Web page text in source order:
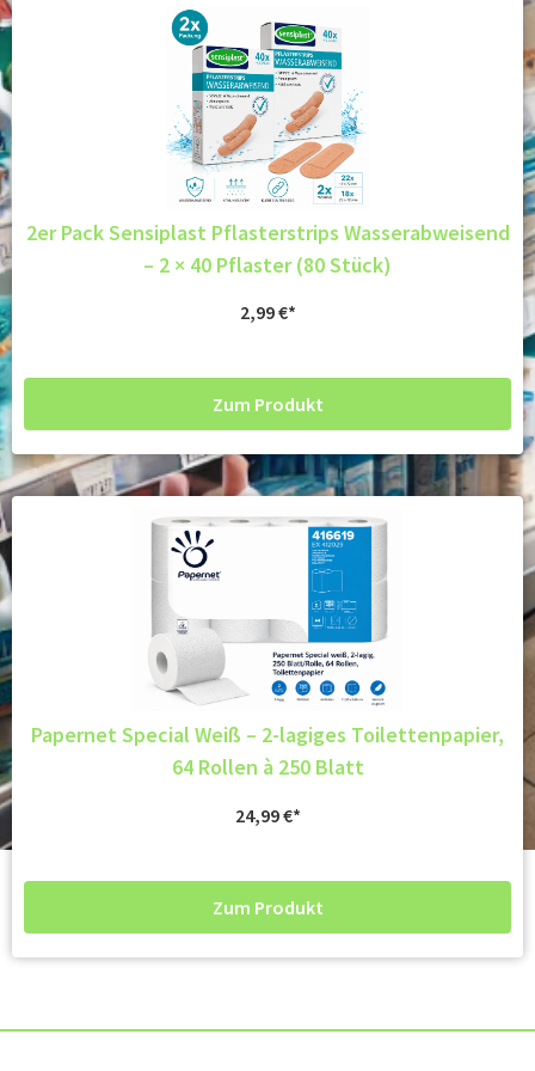
2er Pack Sensiplast Pflasterstrips Wasserabweisend
– 2 × 40 Pflaster (80 Stück)
2,99€
Zum Produkt
Papernet Special Weiß – 2-lagiges Toilettenpapier,
64 Rollen à 250 Blatt
24,99€
Zum Produkt